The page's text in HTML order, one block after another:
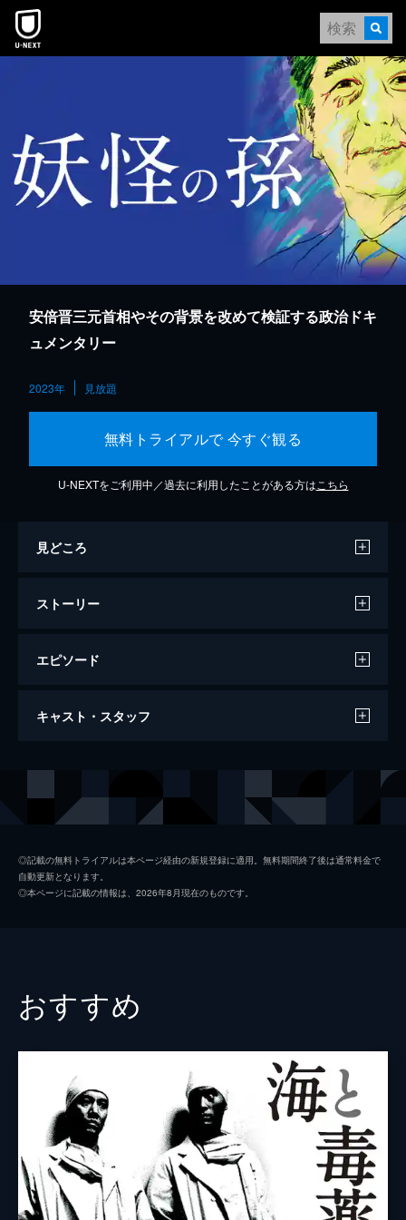
本文へスキップ
安倍晋三元首相やその背景を改めて検証する政治ドキ
ュメンタリー
2023年 見放題
無料トライアルで 今すぐ観る
U-NEXTをご利用中／過去に利用したことがある方は こちら
見どころ
ストーリー
エピソード
妖怪の孫
キャスト・スタッフ
◎記載の無料トライアルは本ページ経由の新規登録に適用。無料期間終了後は通常料金で
自動更新となります。
◎本ページに記載の情報は、2026年8月現在のものです。
おすすめ